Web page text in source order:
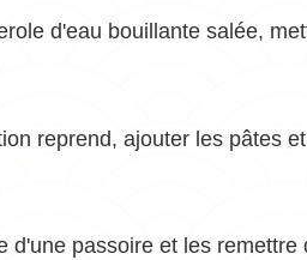
d'eau bouillante salée,
reprend, ajouter les pâtes
d'une passoire et les remettre